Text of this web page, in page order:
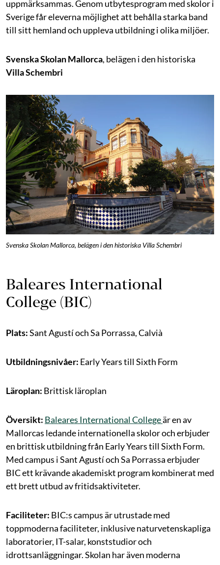
uppmärksammas. Genom utbytesprogram med skolor i
Sverige får eleverna möjlighet att behålla starka band
till sitt hemland och uppleva utbildning i olika miljöer.
Svenska Skolan Mallorca, belägen i den historiska
Villa Schembri
Svenska Skolan Mallorca, belägen i den historiska Villa Schembri
Baleares International
College (BIC)
Plats:Sant Agustí och Sa Porrassa, Calvià
Utbildningsnivåer: Early Years till Sixth Form
Läroplan: Brittisk läroplan
Översikt: Baleares International Collegeär en av
Mallorcas ledande internationella skolor och erbjuder
en brittisk utbildning från Early Years till Sixth Form.
Med campus i Sant Agustí och Sa Porrassa erbjuder
BIC ett krävande akademiskt program kombinerat med
ett brett utbud av fritidsaktiviteter.
Faciliteter: BIC:s campus är utrustade med
toppmoderna faciliteter, inklusive naturvetenskapliga
laboratorier, IT-salar, konststudior och
idrottsanläggningar. Skolan har även moderna